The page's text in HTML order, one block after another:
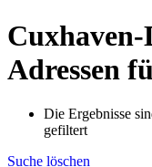
Cuxhaven-
Adressen
Die Ergebnisse
gefiltert
Suche löschen